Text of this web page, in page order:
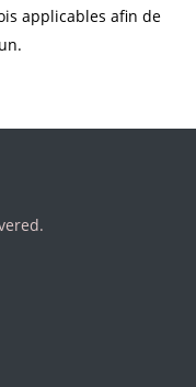
applicables afin de